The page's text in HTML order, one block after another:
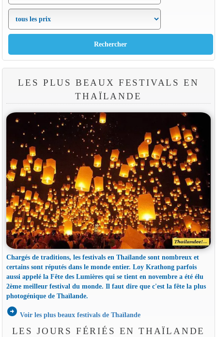
LES PLUS BEAUX FESTIVALS EN
THAÏLANDE
Chargés de traditions, les festivals en Thaïlande sont nombreux et
certains sont réputés dans le monde entier. Loy Krathong parfois
aussi appelé la Fête des Lumières qui se tient en novembre a été élu
2ème meilleur festival du monde. Il faut dire que c'est la fête la plus
photogénique de Thaïlande.
arrow_circle_right Voir les plus beaux festivals de Thaïlande
LES JOURS FÉRIÉS EN THAÏLANDE